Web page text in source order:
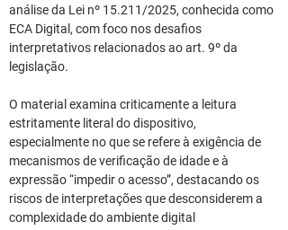
análise da Lei nº 15.211/2025, conhecida como
ECA Digital, com foco nos desafios
interpretativos relacionados ao art. 9º da
legislação.
O material examina criticamente a leitura
estritamente literal do dispositivo,
especialmente no que se refere à exigência de
mecanismos de verificação de idade e à
expressão “impedir o acesso”, destacando os
riscos de interpretações que desconsiderem a
complexidade do ambiente digital